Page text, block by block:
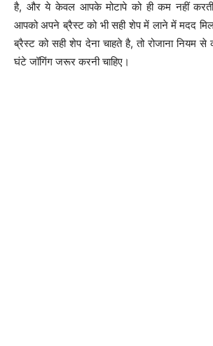
है, और ये केवल आपके मोटापे को ही कम नहीं
आपको अपने ब्रैस्ट को भी सही शेप में लाने में मदद
ब्रैस्ट को सही शेप देना चाहते है, तो रोजाना
घंटे जॉगिंग जरूर करनी चाहिए।